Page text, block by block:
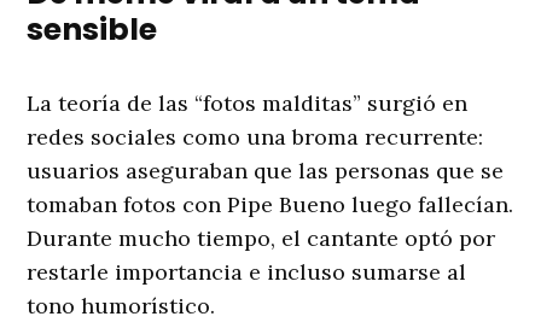
sensible
La teoría de las “fotos malditas” surgió en
redes sociales como una broma recurrente:
usuarios aseguraban que las personas que se
tomaban fotos con Pipe Bueno luego fallecían.
Durante mucho tiempo, el cantante optó por
restarle importancia e incluso sumarse al
tono humorístico.